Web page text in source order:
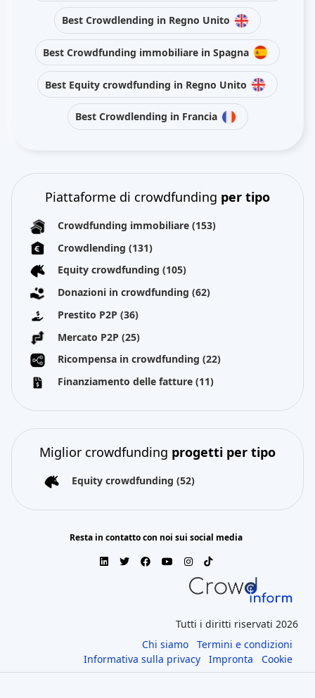
Best Crowdlending in Regno Unito
Best Crowdfunding immobiliare in Spagna
Best Equity crowdfunding in Regno Unito
Best Crowdlending in Francia
Piattaforme di crowdfunding per tipo
Crowdfunding immobiliare (153)
Crowdlending (131)
Equity crowdfunding (105)
Donazioni in crowdfunding (62)
Prestito P2P (36)
Mercato P2P (25)
Ricompensa in crowdfunding (22)
Finanziamento delle fatture (11)
Miglior crowdfunding progetti per tipo
Equity crowdfunding (52)
Resta in contatto con noi sui social media
Tutti i diritti riservati 2026
Chi siamo
Termini e condizioni
Informativa sulla privacy
Impronta Cookie